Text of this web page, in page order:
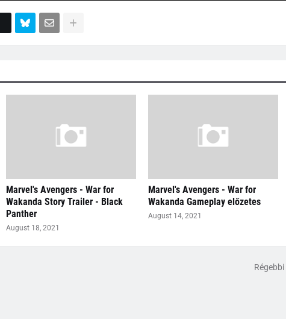
Marvel's Avengers - War for
Wakanda Story Trailer - Black
Panther
August 18, 2021
Marvel's Avengers - War for
Wakanda Gameplay előzetes
August 14, 2021
Régebbi